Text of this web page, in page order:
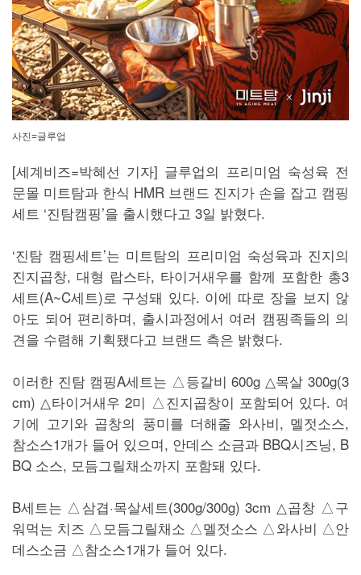
사진=글루업
[세계비즈=박혜선 기자] 글루업의 프리미엄 숙성육 전
문몰 미트탐과 한식 HMR 브랜드 진지가 손을 잡고 캠핑
세트 ‘진탐캠핑’을 출시했다고 3일 밝혔다.
‘진탐 캠핑세트’는 미트탐의 프리미엄 숙성육과 진지의
진지곱창, 대형 랍스타, 타이거새우를 함께 포함한 총3
세트(A~C세트)로 구성돼 있다. 이에 따로 장을 보지 않
아도 되어 편리하며, 출시과정에서 여러 캠핑족들의 의
견을 수렴해 기획됐다고 브랜드 측은 밝혔다.
이러한 진탐 캠핑A세트는 △등갈비 600g △목살 300g(3
cm) △타이거새우 2미 △진지곱창이 포함되어 있다. 여
기에 고기와 곱창의 풍미를 더해줄 와사비, 멜젓소스,
참소스1개가 들어 있으며, 안데스 소금과 BBQ시즈닝, B
BQ 소스, 모듬그릴채소까지 포함돼 있다.
B세트는 △삼겹·목살세트(300g/300g) 3cm △곱창 △구
워먹는 치즈 △모듬그릴채소 △멜젓소스 △와사비 △안
데스소금 △참소스1개가 들어 있다.